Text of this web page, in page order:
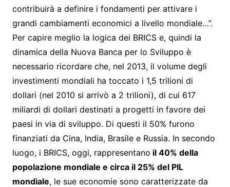
contribuirà a definire i fondamenti per attivare i
grandi cambiamenti economici a livello mondiale…”.
Per capire meglio la logica dei BRICS e, quindi la
dinamica della Nuova Banca per lo Sviluppo è
necessario ricordare che, nel 2013, il volume degli
investimenti mondiali ha toccato i 1,5 trilioni di
dollari (nel 2010 si arrivò a 2 trilioni), di cui 617
miliardi di dollari destinati a progetti in favore dei
paesi in via di sviluppo. Di questi il 50% furono
finanziati da Cina, India, Brasile e Russia. In secondo
luogo, i BRICS, oggi, rappresentano il 40% della
popolazione mondiale e circa il 25% del PIL
mondiale, le sue economie sono caratterizzate da